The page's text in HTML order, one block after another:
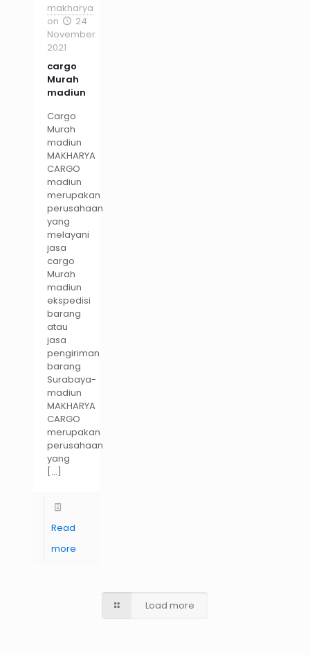
makharya
on
24
November
2021
cargo
Murah
madiun
Cargo
Murah
madiun
MAKHARYA
CARGO
madiun
merupakan
perusahaan
yang
melayani
jasa
cargo
Murah
madiun
ekspedisi
barang
atau
jasa
pengiriman
barang
Surabaya-
madiun
MAKHARYA
CARGO
merupakan
perusahaan
yang
[…]
Read
more
Load more